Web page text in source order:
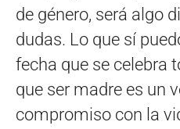
de género, será algo
dudas. Lo que sí
fecha que se celebra
que ser madre es un
compromiso con la